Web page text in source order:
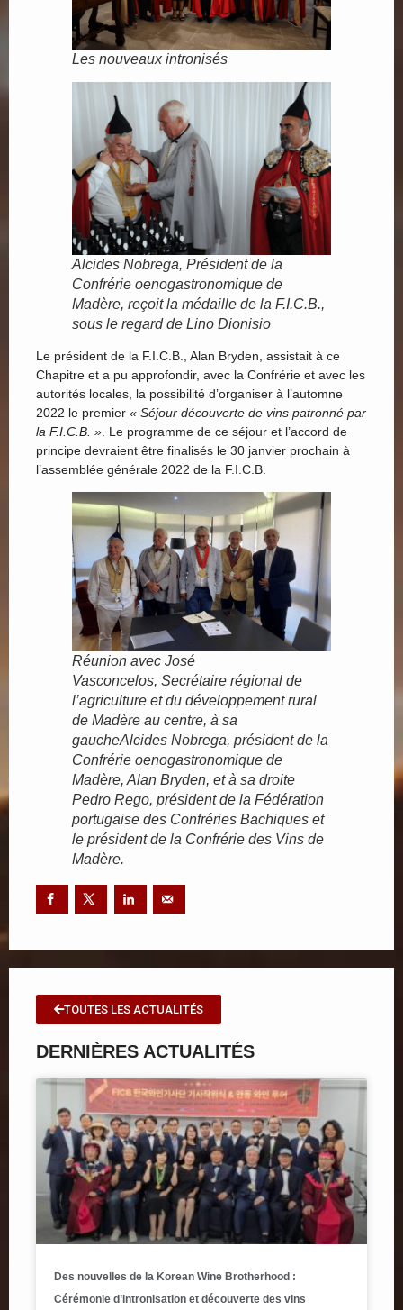
Les nouveaux intronisés
Alcides Nobrega, Président de la
Confrérie oenogastronomique de
Madère, reçoit la médaille de la F.I.C.B.,
sous le regard de Lino Dionisio
Le président de la F.I.C.B., Alan Bryden, assistait à ce
Chapitre et a pu approfondir, avec la Confrérie et avec les
autorités locales, la possibilité d’organiser à l’automne
2022 le premier « Séjour découverte de vins patronné par
la F.I.C.B. » . Le programme de ce séjour et l’accord de
principe devraient être finalisés le 30 janvier prochain à
l’assemblée générale 2022 de la F.I.C.B.
Réunion avec José
Vasconcelos, Secrétaire régional de
l’agriculture et du développement rural
de Madère au centre, à sa
gaucheAlcides Nobrega, président de la
Confrérie oenogastronomique de
Madère, Alan Bryden, et à sa droite
Pedro Rego, président de la Fédération
portugaise des Confréries Bachiques et
le président de la Confrérie des Vins de
Madère.
TOUTES LES ACTUALITÉS
DERNIÈRES ACTUALITÉS
Des nouvelles de la Korean Wine Brotherhood :
Cérémonie d’intronisation et découverte des vins